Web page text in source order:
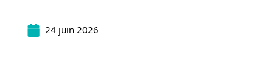
24 juin 2026